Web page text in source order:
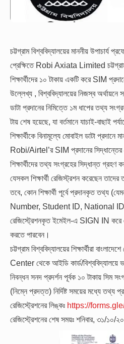
চট্টগ্রাম বিশ্ববিদ্যালয়ের মাননীয় উপাচার্য
প্রেক্ষিতে Robi Axiata Limited চট্টগ্রাম
শিক্ষার্থীদের ১০ টাকায় একটি করে SIM
উল্লেখ্য , বিশ্ববিদ্যালয়ের নিজস্ব অর্থায়নে
ডাটা প্রদানের নিমিত্তে ১ম ধাপের তথ্য
টায় শেষ হয়েছে, যা বর্তমানে যাচাই-বাছাই
শিক্ষার্থীকে বিনামূল্যে মোবাইল ডাটা প্রদানে
Robi/Airtel’র SIM প্রদানের সিদ্ধান্তের
শিক্ষার্থীদের তথ্য সংগ্রহের সিদ্ধান্ত
যেসকল শিক্ষার্থী রেজিস্ট্রশন করেছেন
তবে, কোন শিক্ষার্থী পূর্বে প্রদানকৃত
Number, Student ID, National ID
রেজিস্ট্রেশনকৃত ইমেইল-এ SIGN IN করে
করতে পারবেন।
চট্টগ্রাম বিশ্ববিদ্যালয়ের শিক্ষার্থীরা
Center থেকে আইডি কার্ড/বিশ্ববিদ্যালয়ে
নিবন্ধন সনদ প্রদর্শন পূর্বক ১০ টাকায় সিম
(নিম্নে প্রদত্ত) নির্দিষ্ট সময়ের মধ্যে তথ্য
রেজিস্ট্রেশনের লিঙ্কঃ https://
রেজিস্ট্রেশনের শেষ সময়ঃ শনিবার, ৩১/১০/